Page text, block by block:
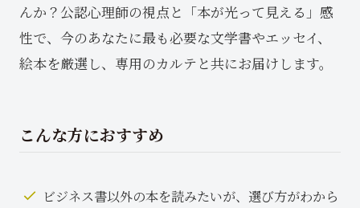
んか？公認心理師の視点と「本が光って見える」感
性で、今のあなたに最も必要な文学書やエッセイ、
絵本を厳選し、専用のカルテと共にお届けします。
こんな方におすすめ
ビジネス書以外の本を読みたいが、選び方がわから